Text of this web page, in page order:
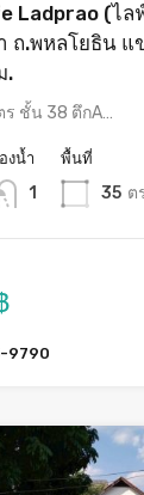
Ladprao (ไล
ถ.พหลโยธิน แ
.
ร ชั้น 38 ตึกA…
งน้ำ
1
พื้นที่
35 ต
9790